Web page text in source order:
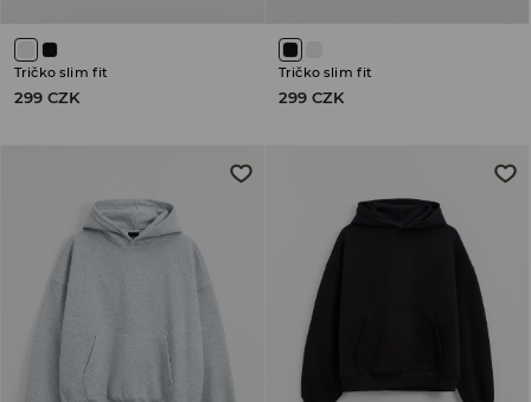
Tričko slim fit
299 CZK
Tričko slim fit
299 CZK